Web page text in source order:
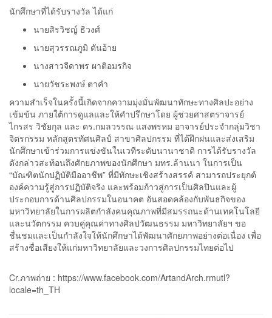
นักศึกษาที่ได้รับรางวัล ได้แก่
นายสิรวิชญ์ ธิวงศ์
นายสุวรรณภูมิ ตันอ้าย
นางสาวจีดาพร ผาติอมรกิจ
นายวัชระพงษ์ ตาคำ
ความสำเร็จในครั้งนี้เกิดจากความมุ่งมั่นพัฒนาทักษะทางศิลปะอย่าง
เข้มข้น ภายใต้การดูแลและให้คำปรึกษาโดย ผู้ช่วยศาสตราจารย์
ไกรสร วิชัยกุล และ ดร.กมลวรรณ แสงพรหม อาจารย์ประจำกลุ่มวิชา
จิตรกรรม หลักสูตรทัศนศิลป์ สาขาศิลปกรรม ที่ได้ฝึกฝนและส่งเสริม
นักศึกษาเข้าร่วมการแข่งขันในเวทีระดับนานาชาติ การได้รับรางวัล
ดังกล่าวสะท้อนถึงศักยภาพของนักศึกษา มทร.ล้านนา ในการเป็น
“บัณฑิตนักปฏิบัติมืออาชีพ” ที่มีทักษะเชิงสร้างสรรค์ สามารถประยุกต์
องค์ความรู้สู่การปฏิบัติจริง และพร้อมก้าวสู่การเป็นศิลปินและผู้
ประกอบการด้านศิลปกรรมในอนาคต อันสอดคล้องกับพันธกิจของ
มหาวิทยาลัยในการผลิตกำลังคนคุณภาพที่มีสมรรถนะด้านเทคโนโลยี
และนวัตกรรม ควบคู่คุณค่าทางศิลปวัฒนธรรม มหาวิทยาลัยฯ ขอ
ชื่นชมและเป็นกำลังใจให้นักศึกษาได้พัฒนาศักยภาพอย่างต่อเนื่อง เพื่อ
สร้างชื่อเสียงให้แก่มหาวิทยาลัยและวงการศิลปกรรมไทยต่อไป
Cr.ภาพถ่าย : https://www.facebook.com/ArtandArch.rmutl?
locale=th_TH